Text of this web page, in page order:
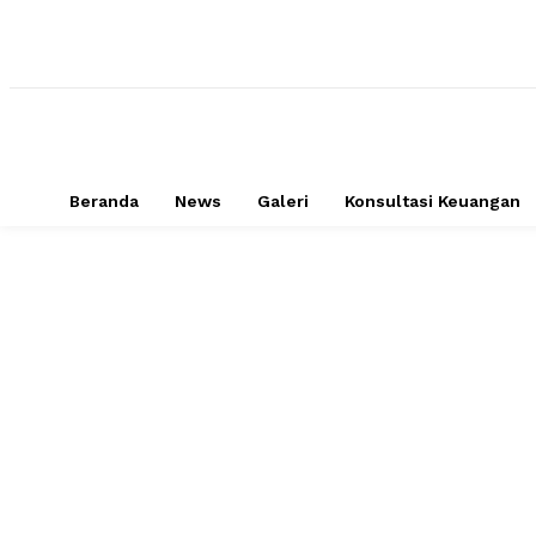
Beranda News Galeri Konsultasi Keuangan